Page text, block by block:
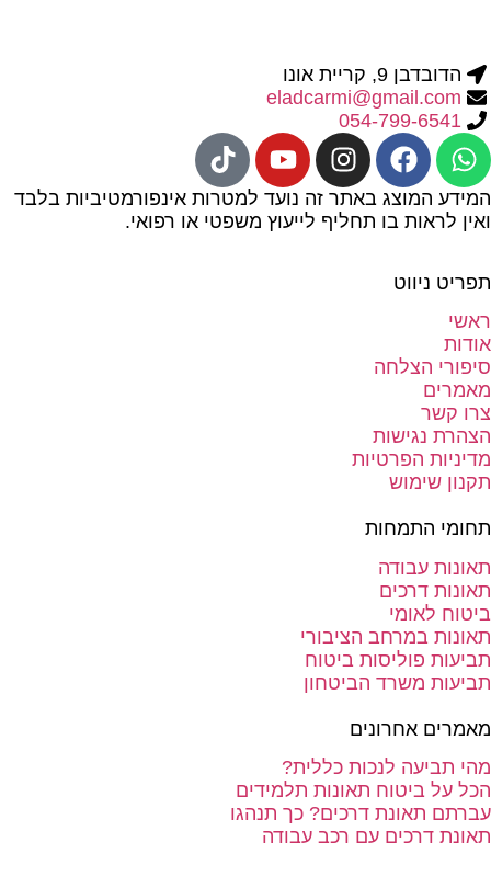
הדובדבן 9, קריית אונו
eladcarmi@gmail.com
054-799-6541
המידע המוצג באתר זה נועד למטרות אינפורמטיביות בלבד
ואין לראות בו תחליף לייעוץ משפטי או רפואי.
תפריט ניווט
ראשי
אודות
סיפורי הצלחה
מאמרים
צרו קשר
הצהרת נגישות
מדיניות הפרטיות
תקנון שימוש
תחומי התמחות
תאונות עבודה
תאונות דרכים
ביטוח לאומי
תאונות במרחב הציבורי
תביעות פוליסות ביטוח
תביעות משרד הביטחון
מאמרים אחרונים
מהי תביעה לנכות כללית?
הכל על ביטוח תאונות תלמידים
עברתם תאונת דרכים? כך תנהגו
תאונת דרכים עם רכב עבודה